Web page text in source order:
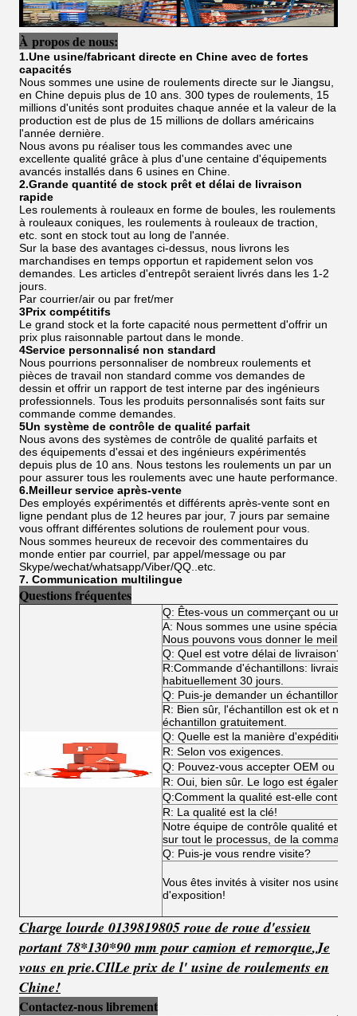
À propos de nous:
1.Une usine/fabricant directe en Chine avec de fortes
capacités
Nous sommes une usine de roulements directe sur le Jiangsu,
en Chine depuis plus de 10 ans. 300 types de roulements, 15
millions d'unités sont produites chaque année et la valeur de la
production est de plus de 15 millions de dollars américains
l'année dernière.
Nous avons pu réaliser tous les commandes avec une
excellente qualité grâce à plus d'une centaine d'équipements
avancés installés dans 6 usines en Chine.
2.Grande quantité de stock prêt et délai de livraison
rapide
Les roulements à rouleaux en forme de boules, les roulements
à rouleaux coniques, les roulements à rouleaux de traction,
etc. sont en stock tout au long de l'année.
Sur la base des avantages ci-dessus, nous livrons les
marchandises en temps opportun et rapidement selon vos
demandes. Les articles d'entrepôt seraient livrés dans les 1-2
jours.
Par courrier/air ou par fret/mer
3Prix compétitifs
Le grand stock et la forte capacité nous permettent d'offrir un
prix plus raisonnable partout dans le monde.
4Service personnalisé non standard
Nous pourrions personnaliser de nombreux roulements et
pièces de travail non standard comme vos demandes de
dessin et offrir un rapport de test interne par des ingénieurs
professionnels. Tous les produits personnalisés sont faits sur
commande comme demandes.
5Un système de contrôle de qualité parfait
Nous avons des systèmes de contrôle de qualité parfaits et
des équipements d'essai et des ingénieurs expérimentés
depuis plus de 10 ans. Nous testons les roulements un par un
pour assurer tous les roulements avec une haute performance.
6.Meilleur service après-vente
Des employés expérimentés et différents après-vente sont en
ligne pendant plus de 12 heures par jour, 7 jours par semaine
vous offrant différentes solutions de roulement pour vous.
Nous sommes heureux de recevoir des commentaires du
monde entier par courriel, par appel/message ou par
Skype/wechat/whatsapp/Viber/QQ..etc.
7. Communication multilingue
Questions fréquentes
Q: Êtes-vous un commerçant ou un
A: Nous sommes une usine
Nous pouvons vous donner le
Q: Quel est votre délai de livraison?
R:Commande d'échantillons:
habituellement 30 jours.
Q: Puis-je demander un échantillon?
R: Bien sûr, l'échantillon est ok et
échantillon gratuitement.
Q: Quelle est la manière d'expédition?
R: Selon vos exigences.
Q: Pouvez-vous accepter OEM ou
R: Oui, bien sûr. Le logo est
Q:Comment la qualité est-elle
R: La qualité est la clé!
Notre équipe de contrôle qualité et
sur tout le processus, de la
Q: Puis-je vous rendre visite?
Vous êtes invités à visiter nos usines,
d'exposition!
Charge lourde 0139819805 roue de roue d'essieu
portant 78*130*90 mm pour camion et remorque,Je
vous en prie.CIlLe prix de l' usine de roulements en
Chine!
Contactez-nous librement